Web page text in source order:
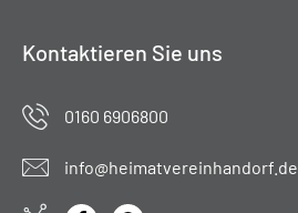
Kontaktieren Sie uns
0160 6906800
info@heimatvereinhandorf.de